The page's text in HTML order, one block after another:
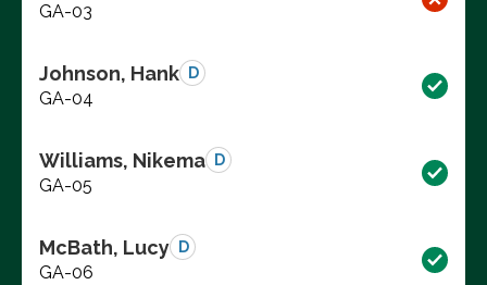
GA-03
Johnson, Hank D
GA-04
Williams, Nikema D
GA-05
McBath, Lucy D
GA-06